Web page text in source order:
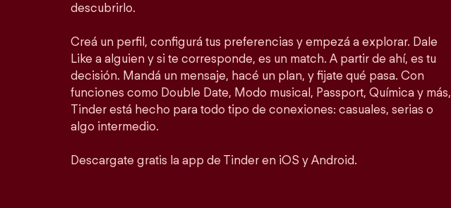
descubrirlo.
Creá un perfil, configurá tus preferencias y empezá a explorar. Dale
Like a alguien y si te corresponde, es un match. A partir de ahí, es tu
decisión. Mandá un mensaje, hacé un plan, y fijate qué pasa. Con
funciones como Double Date, Modo musical, Passport, Química y más,
Tinder está hecho para todo tipo de conexiones: casuales, serias o
algo intermedio.
Descargate gratis la app de Tinder en iOS y Android.